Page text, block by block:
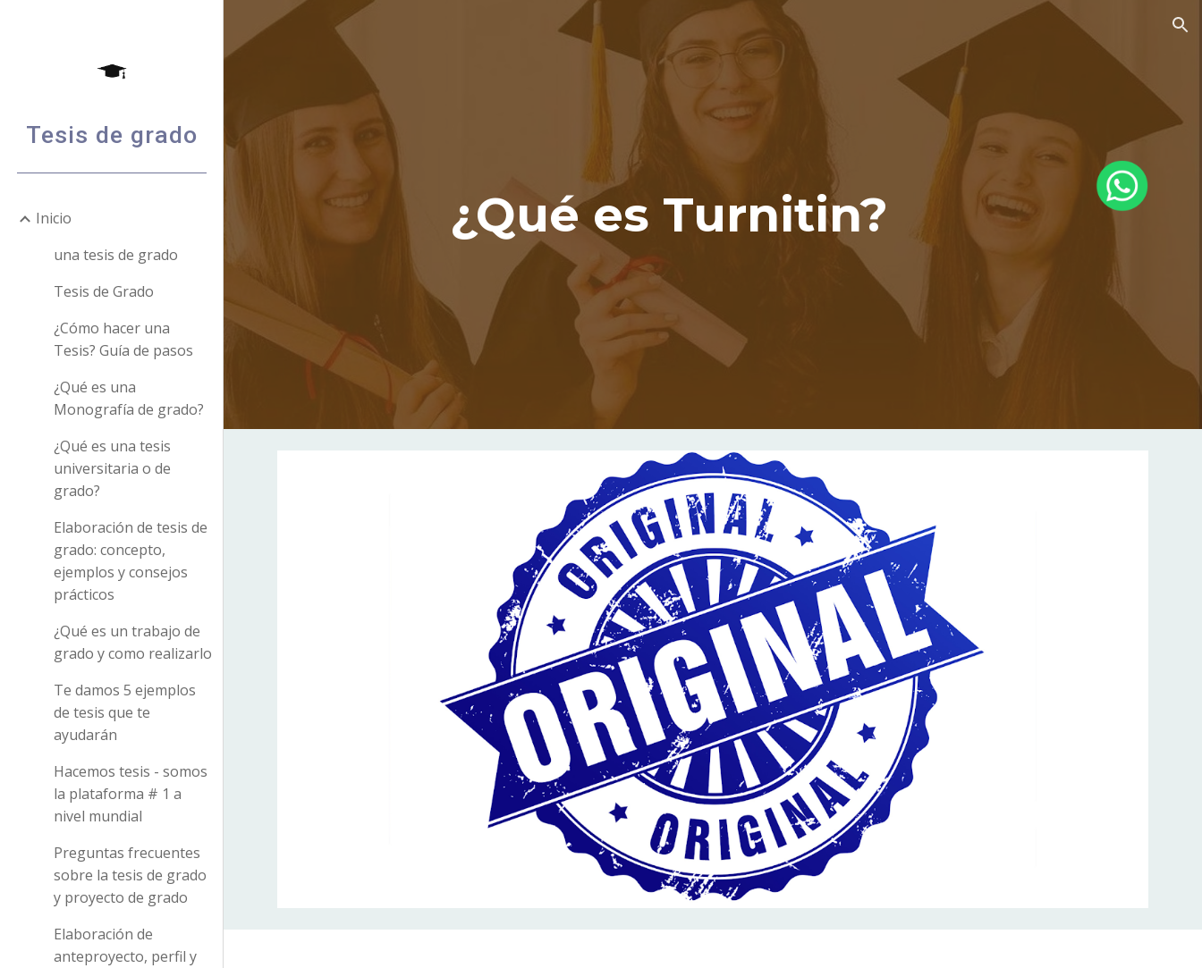
Skip to navigation
Tesis de grado
Inicio
una tesis de grado
Tesis de Grado
¿Cómo hacer una
Tesis? Guía de pasos
¿Qué es una
Monografía de grado?
¿Qué es una tesis
universitaria o de
grado?
Elaboración de tesis de
grado: concepto,
ejemplos y consejos
prácticos
¿Qué es un trabajo de
grado y como realizarlo
Te damos 5 ejemplos
de tesis que te
ayudarán
Hacemos tesis - somos
la plataforma # 1 a
nivel mundial
Preguntas frecuentes
sobre la tesis de grado
y proyecto de grado
Elaboración de
anteproyecto, perfil y
¿Qué es Turnitin?